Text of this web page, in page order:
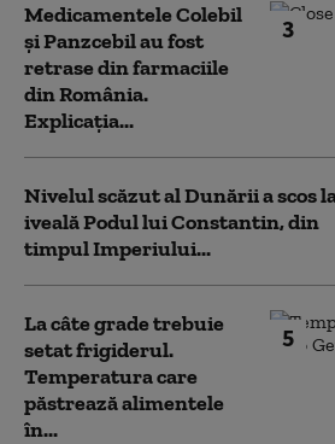
3
Medicamentele Colebil
și Panzcebil au fost
retrase din farmaciile
din România.
Explicația...
Nivelul scăzut al Dunării a scos
iveală Podul lui Constantin, din
timpul Imperiului...
5
La câte grade trebuie
setat frigiderul.
Temperatura care
păstrează alimentele
în...